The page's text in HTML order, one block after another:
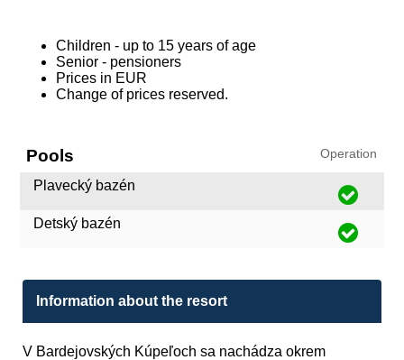
Children - up to 15 years of age
Senior - pensioners
Prices in EUR
Change of prices reserved.
Pools Operation
Plavecký bazén
Detský bazén
Information about the resort
V Bardejovských Kúpeľoch sa nachádza okrem